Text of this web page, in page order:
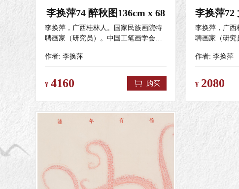
李换萍74 醉秋图136cm x 68
李换萍，广西桂林人。国家民族画院特
聘画家（研究员）。中国工笔画学会会
桂林市美术家协会会员。 2020年作品
全国农民画作品展”。中美协主办。
2020年作品《福至家山》入选“第十一届
并被组委会收藏。由中美协、中国美术
馆、中国工笔画学会共同主办。 2021年
作品《一天之计在于晨》入选“幸福小康
美好生活”全国农民画作品展。中美协主
办。 2021年作品《横跨黄河架通途》入
展“吉祥五台山——第二届中国画艺术展
暨黄河.长城.太行主题作品展”。 2022年
作品《瑶乡早市忙》入选“2022年全国少
作者: 李换萍
¥ 4160 购买
李换萍，广西
聘画家（研究
桂林市美术家
全国农民画
2020年作品
全国工笔画
并被组委会
馆、中国工笔
作品《一天
办。 2021年
作者: 李换萍
¥ 2080